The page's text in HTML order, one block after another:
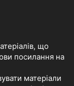
що
посилання на
матеріали